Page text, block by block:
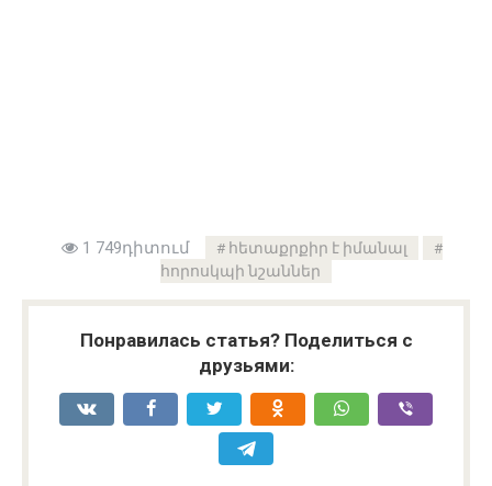
1 749դիտում
հետաքրքիր է իմանալ
հորոսկպի նշաններ
Понравилась статья? Поделиться с
друзьями: